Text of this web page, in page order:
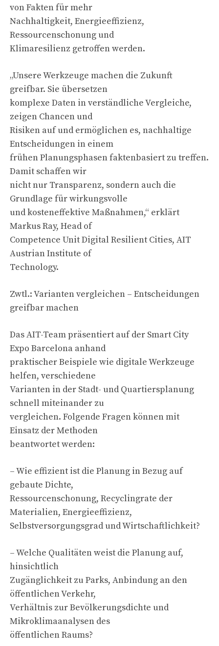
von Fakten für mehr
Nachhaltigkeit, Energieeffizienz,
Ressourcenschonung und
Klimaresilienz getroffen werden.
„Unsere Werkzeuge machen die Zukunft
greifbar. Sie übersetzen
komplexe Daten in verständliche Vergleiche,
zeigen Chancen und
Risiken auf und ermöglichen es, nachhaltige
Entscheidungen in einem
frühen Planungsphasen faktenbasiert zu treffen.
Damit schaffen wir
nicht nur Transparenz, sondern auch die
Grundlage für wirkungsvolle
und kosteneffektive Maßnahmen,“ erklärt
Markus Ray, Head of
Competence Unit Digital Resilient Cities, AIT
Austrian Institute of
Technology.
Zwtl.: Varianten vergleichen – Entscheidungen
greifbar machen
Das AIT-Team präsentiert auf der Smart City
Expo Barcelona anhand
praktischer Beispiele wie digitale Werkzeuge
helfen, verschiedene
Varianten in der Stadt- und Quartiersplanung
schnell miteinander zu
vergleichen. Folgende Fragen können mit
Einsatz der Methoden
beantwortet werden:
– Wie effizient ist die Planung in Bezug auf
gebaute Dichte,
Ressourcenschonung, Recyclingrate der
Materialien, Energieeffizienz,
Selbstversorgungsgrad und Wirtschaftlichkeit?
– Welche Qualitäten weist die Planung auf,
hinsichtlich
Zugänglichkeit zu Parks, Anbindung an den
öffentlichen Verkehr,
Verhältnis zur Bevölkerungsdichte und
Mikroklimaanalysen des
öffentlichen Raums?